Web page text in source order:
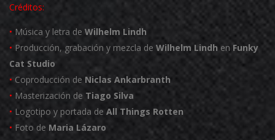
Créditos:
• Música y letra de Wilhelm Lindh
• Producción, grabación y mezcla de Wilhelm Lindh en Funky
Cat Studio
• Coproducción de Niclas Ankarbranth
• Masterización de Tiago Silva
• Logotipo y portada de All Things Rotten
• Foto de Maria Lázaro